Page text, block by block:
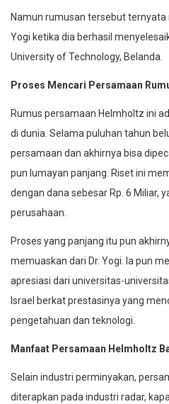
Namun rumusan tersebut ternyata
Yogi ketika dia berhasil
University of Technology, Belanda.
Proses Mencari Persamaan
Rumus persamaan Helmholtz ini
di dunia. Selama puluhan tahun
persamaan dan akhirnya bisa
pun lumayan panjang. Riset ini
dengan dana sebesar Rp. 6 Miliar,
perusahaan.
Proses yang panjang itu pun
memuaskan dari Dr. Yogi. Ia pun
apresiasi dari universitas-
Israel berkat prestasinya yang
pengetahuan dan teknologi.
Manfaat Persamaan Helmholtz
Selain industri perminyakan,
diterapkan pada industri radar,